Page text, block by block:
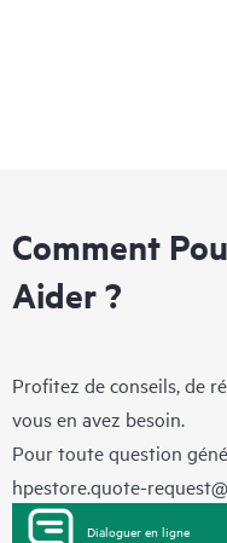
Comment
Aider ?
Profitez de conseils, de
vous en avez besoin.
Pour toute question
hpestore.quote-
Dialoguer en ligne